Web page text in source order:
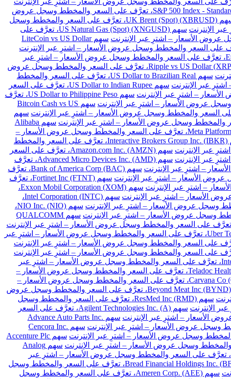
سهم S&P 500 Index - Standard & Poors 500 (SPX)، تعرَّف على السعر والمخطط وسجل عروض
سهم UK Brent (Spot) (XBRUSD)، تعرَّف على السعر والمخطط وسجل
سهم US Natural Gas (Spot) (XNGUSD)، تعرَّف على
سهم LiteCoin vs US Dollar
سهم Ethereum vs BitCoin (ETHBTC)، تعرَّف على السعر والمخطط وسجل عروض الأسعار – اشترِ عبر
سهم Ripple vs US Dollar (XRPUSD)، تعرَّف على السعر والمخطط وسجل عروض
سهم US Dollar to Brazilian Real، تعرَّف على السعر والمخطط
سهم US Dollar to Indian Rupee، تعرَّف على السعر
سهم US Dollar to Philippine Peso، تعرَّف
سهم Bitcoin Cash vs US
سهم
سهم Alibaba
سهم Meta Platforms Inc. Class A (META)، تعرَّف على السعر والمخطط وسجل عروض الأسعار –
سهم Interactive Brokers Group Inc. (IBKR)، تعرَّف على السعر والمخطط
سهم Amazon.com Inc. (AMZN)، تعرَّف على السعر
سهم Advanced Micro Devices Inc. (AMD)، تعرَّف
سهم Bank of America Corp (BAC)، تعرَّف
سهم Fortinet Inc (FTNT)، تعرَّف
سهم Exxon Mobil Corporation (XOM)،
سهم Intel Corporation (INTC)،
سهم NIO Inc. (NIO)،
سهم QUALCOMM
سهم Uber Technologies Inc. (UBER)، تعرَّف على السعر والمخطط وسجل عروض الأسعار – اشترِ عبر
سهم Intellia Therapeutics Inc (NTLA)، تعرَّف على السعر والمخطط وسجل عروض الأسعار – اشترِ عبر
سهم Teladoc Health Inc (TDOC)، تعرَّف على السعر والمخطط وسجل عروض الأسعار –
سهم Carvana Co (CVNA)، تعرَّف على السعر والمخطط وسجل عروض الأسعار –
سهم Beyond Meat Inc (BYND)، تعرَّف على السعر والمخطط وسجل عروض
سهم ResMed Inc (RMD)، تعرَّف على السعر والمخطط وسجل
سهم Agilent Technologies Inc. (A)، تعرَّف على السعر
سهم Advance Auto Parts Inc.
سهم Cencora Inc.
سهم Accenture Plc
سهم Analog
سهم Archer-Daniels-Midland Co. (ADM)، تعرَّف على السعر والمخطط وسجل عروض الأسعار – اشترِ عبر
سهم Bread Financial Holdings Inc. (BFH)، تعرَّف على السعر والمخطط وسجل
سهم Ameren Corp. (AEE)، تعرَّف على السعر والمخطط وسجل